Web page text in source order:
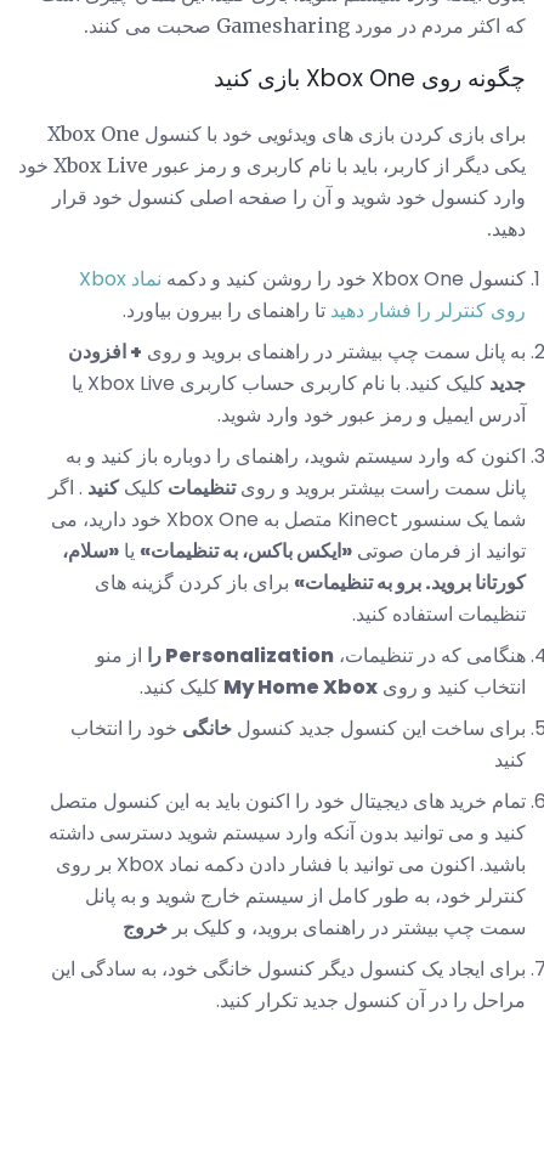
که اکثر مردم در مورد Gamesharing صحبت می کنند.
چگونه روی Xbox One بازی کنید
برای بازی کردن بازی های ویدئویی خود با کنسول Xbox One
یکی دیگر از کاربر، باید با نام کاربری و رمز عبور Xbox Live خود
وارد کنسول خود شوید و آن را صفحه اصلی کنسول خود قرار
دهید.
کنسول Xbox One خود را روشن کنید و دکمه
نماد Xbox
روی کنترلر را فشار دهید تا راهنمای را بیرون بیاورد.
به پانل سمت چپ بیشتر در راهنمای بروید و روی + افزودن
جدید
کلیک کنید. با نام کاربری حساب کاربری Xbox Live یا
آدرس ایمیل و رمز عبور خود وارد شوید.
اکنون که وارد سیستم شوید، راهنمای را دوباره باز کنید و به
پانل سمت راست بیشتر بروید و رویتنظیمات کلیککنید . اگر
شما یک سنسور Kinect متصل به Xbox One خود دارید، می
توانید از فرمان صوتی «ایکس باکس، به تنظیمات» یا «سلام،
کورتانا بروید. برو به تنظیمات» برای باز کردن گزینه های
تنظیمات استفاده کنید.
هنگامی که در تنظیمات، Personalization را
از منو
انتخاب کنید و روی My Home Xbox کلیک کنید.
برای ساخت این کنسول جدید کنسول خانگی خود را انتخاب
کنید
تمام خرید های دیجیتال خود را اکنون باید به این کنسول متصل
کنید و می توانید بدون آنکه وارد سیستم شوید دسترسی داشته
باشید. اکنون می توانید با فشار دادن دکمه نماد Xbox بر روی
کنترلر خود، به طور کامل از سیستم خارج شوید و به پانل
سمت چپ بیشتر در راهنمای بروید، و کلیک بر خروج
برای ایجاد یک کنسول دیگر کنسول خانگی خود، به سادگی این
مراحل را در آن کنسول جدید تکرار کنید.